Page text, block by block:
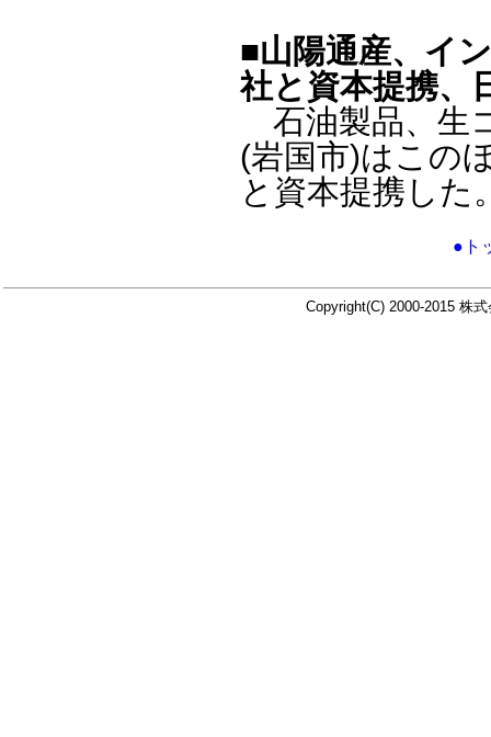
■山陽通産、イ
社と資本提携、
石油製品、生
(岩国市)はこの
と資本提携した
●ト
Copyright(C) 2000-2015 株